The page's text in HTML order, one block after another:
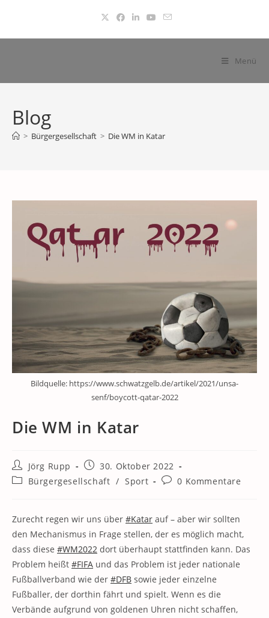
springen
Menü
Blog
> Bürgergesellschaft > Die WM in Katar
Bildquelle: https://www.schwatzgelb.de/artikel/2021/unsa-
senf/boycott-qatar-2022
Die WM in Katar
Beitrags-
Autor:
Jörg Rupp
Beitrag
veröffentlicht:
30. Oktober 2022
Beitrags-
Bürgergesellschaft / Sport
Beitrags-
0 Kommentare
Zurecht regen wir uns über #Katar auf – aber wir sollten
den Mechanismus in Frage stellen, der es möglich macht,
dass diese #WM2022 dort überhaupt stattfinden kann. Das
Problem heißt #FIFA und das Problem ist jeder nationale
Fußballverband wie der #DFB sowie jeder einzelne
Fußballer, der dorthin fährt und spielt. Wenn es die
Verbände aufgrund von goldenen Uhren nicht schaffen,